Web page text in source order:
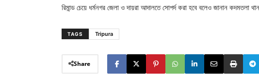
রিমান্ড চেয়ে ধর্মনগর জেলা ও দায়রা আদালতে সোপর্দ করা হবে বলেও জানান কদমতলা
TAGS Tripura
Share